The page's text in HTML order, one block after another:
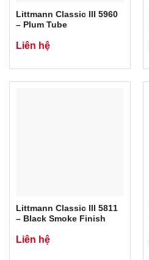
Littmann Classic III 5960
– Plum Tube
Liên hệ
Littmann Classic III 5811
– Black Smoke Finish
Liên hệ